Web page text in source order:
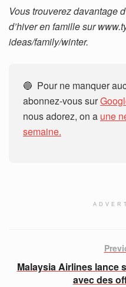
Vous trouverez davantage
d’hiver en famille sur
ideas/family/winter.
🔵 Pour ne manquer
abonnez-vous sur
nous adorez, on a une
semaine.
Malaysia Airlines lance
avec des